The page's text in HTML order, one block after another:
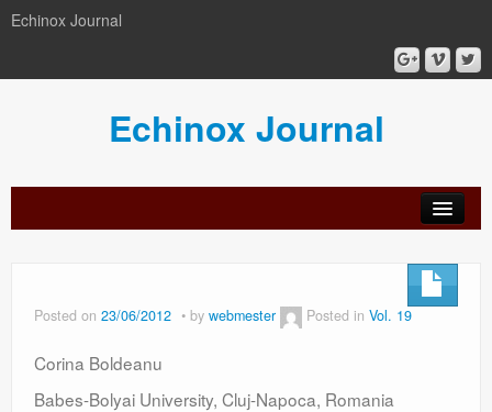
Echinox Journal
Echinox Journal
for
for
review
Ethics
Posted on 23/06/2012 by webmester Posted in Vol. 19
Corina Boldeanu
Babes-Bolyai University, Cluj-Napoca, Romania